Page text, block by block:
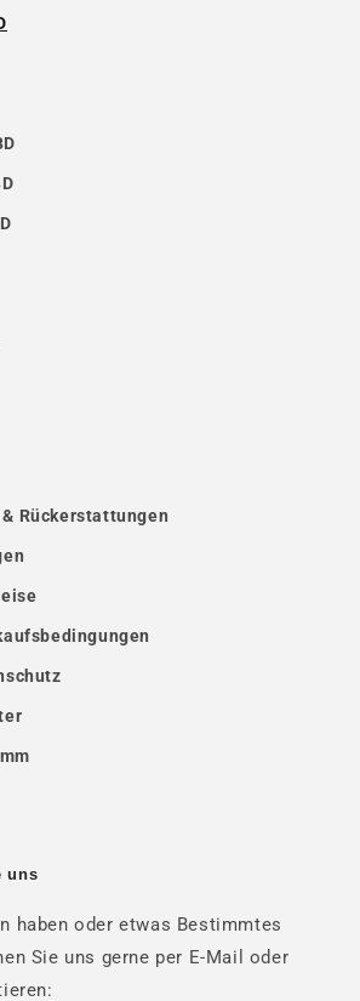
Rückerstattungen
uns
haben oder etwas Bestimmtes
Sie uns gerne per E-Mail oder